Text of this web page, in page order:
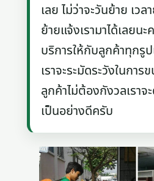
เลย ไม่ว่าจะวันย้าย เว
ย้ายแจ้งเรามาได้เลยน
บริการให้กับลูกค้าทุกรู
เราจะระมัดระวังในกา
ลูกค้าไม่ต้องกังวลเราจ
เป็นอย่างดีครับ